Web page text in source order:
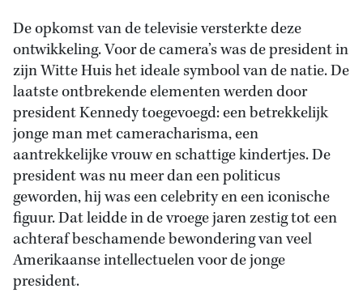
De opkomst van de televisie versterkte deze
ontwikkeling. Voor de camera’s was de president in
zijn Witte Huis het ideale symbool van de natie. De
laatste ontbrekende elementen werden door
president Kennedy toegevoegd: een betrekkelijk
jonge man met cameracharisma, een
aantrekkelijke vrouw en schattige kindertjes. De
president was nu meer dan een politicus
geworden, hij was een celebrity en een iconische
figuur. Dat leidde in de vroege jaren zestig tot een
achteraf beschamende bewondering van veel
Amerikaanse intellectuelen voor de jonge
president.